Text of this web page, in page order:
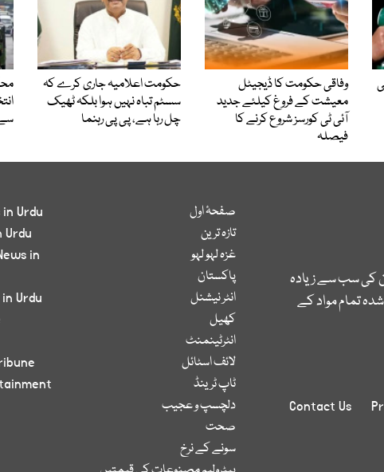
وفاقی حکومت کا ڈیجیٹل
معیشت کے فروغ کیلئے جدید
آئی ٹی کورسز شروع کرنے کا
فیصلہ
حکومت اعلامیہ جاری کرے کہ
سسٹم تباہ نہیں ہوا بلکہ ٹھیک
چل رہا ہے، پی پی رہنما
کی سب سے زیادہ
تمام مواد کے
Contact Us
صفحۂ اول
تازہ ترین
غزہ لہو لہو
پاکستان
انٹر نیشنل
کھیل
انٹرٹینمنٹ
لائف اسٹائل
ٹاپ ٹرینڈ
دلچسپ و عجیب
صحت
سونے کے نرخ
Urdu
Urdu
in
Urdu